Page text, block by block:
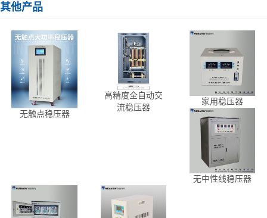
其他产品
无触点稳压器
高精度全自动交
流稳压器
家用稳压器
无中性线稳压器